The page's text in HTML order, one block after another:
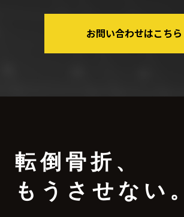
お問い合わせはこちら
転倒骨折 、
もうさせない。